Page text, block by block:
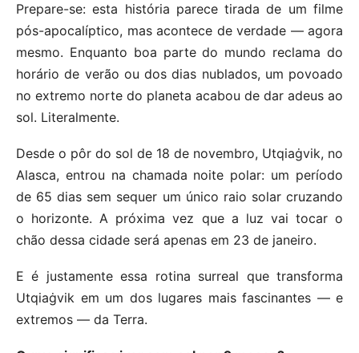
Prepare-se: esta história parece tirada de um filme
pós-apocalíptico, mas acontece de verdade — agora
mesmo. Enquanto boa parte do mundo reclama do
horário de verão ou dos dias nublados, um povoado
no extremo norte do planeta acabou de dar adeus ao
sol. Literalmente.
Desde o pôr do sol de 18 de novembro, Utqiaġvik, no
Alasca, entrou na chamada noite polar: um período
de 65 dias sem sequer um único raio solar cruzando
o horizonte. A próxima vez que a luz vai tocar o
chão dessa cidade será apenas em 23 de janeiro.
E é justamente essa rotina surreal que transforma
Utqiaġvik em um dos lugares mais fascinantes — e
extremos — da Terra.